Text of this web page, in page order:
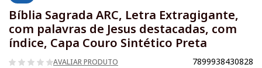
Bíblia Sagrada ARC, Letra Extragigante,
com palavras de Jesus destacadas, com
índice, Capa Couro Sintético Preta
AVALIAR PRODUTO 7899938430828